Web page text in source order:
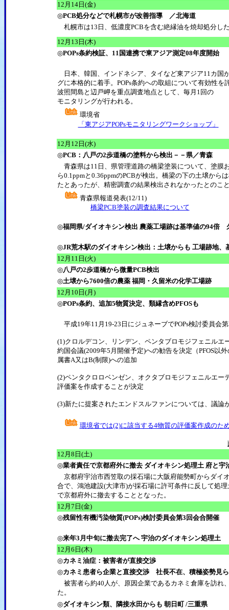
12月14日(金)
◎PCB処分などで札幌市が改善指導 ／北海道
札幌市は13日、低濃度PCBを含む絶縁油を焼却処分し
12月13日(木)
◎POPs条約検証、11国連携で東アジア測定08年度開始
日本、韓国、インドネシア、タイなど東アジア11カ国
グに本格的に着手。POPs条約への取組について有効性
波照間島と辺戸岬を重点調査地点として、毎月1回の
モニタリングが行われる。
環境省
「東アジアPOPsモニタリングワークショップ」
12月12日(水)
◎PCB：八戸の2歩道橋の塗料から検出－－県／青森
青森県は11日、県管理道路の橋梁塗装について、塗膜
ら0.1ppmと0.36ppmのPCBが検出。橋梁の下の土壌から
たとあったが、精密調査の結果検出されなかったとのこ
青森県報道発表(12/11)
橋梁PCB塗装の調査結果について
◎福岡県/ダイオキシン検出 農薬工場跡は基準値の94倍
◎JR荒木駅のダイオキシン検出：土壌からも 工場跡地、
12月11日(火)
◎八戸の2歩道橋から微量PCB検出
◎土壌から7600倍の農薬 福岡・久留米の化学工場跡
12月10日(月)
◎POPs条約、追加5物質決定、類縁含めPFOSも
平成19年11月19-23日にジュネーブでPOPs検討委員会
(1)クロルデコン、リンデン、ペンタブロモジフェニルエ
約国会議(2009年5月開催予定)への勧告を決定（PFOS以
属書A又はB(制限)への追加
(2)ペンタクロロベンゼン、オクタブロモジフェニルエー
評価案を作成することが決定
(3)新たに提案されたエンドスルファンについては、議論
環境省では(2)に該当する4物質の評価案作成のた
12月8日(土)
◎業者責任で京都府外に撤去 ダイオキシン処理土 府と宇
京都府宇治市西笠取の採石場に大阪府能勢町からダイ
合で、鴻池建設(大津市)が採石場に許可条件に反して処
で京都府外に撤去することとなった。
12月7日(金)
◎残留性有機汚染物質(POPs)検討委員会第3回会合開催
◎来年3月中旬に撤去完了へ 宇治のダイオキシン処理土
12月6日(木)
◎カネミ油症：被害者が直接交渉
◎カネミ患者ら企業と直接交渉 社長不在、積極姿勢見
被害者ら約40人が、原因企業であるカネミ倉庫を訪れ
た。
◎ダイオキシン類、隣接水田からも 朝日町 /三重県